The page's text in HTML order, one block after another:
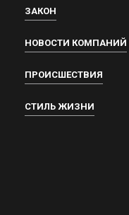
ЗАКОН
НОВОСТИ КОМПАНИЙ
ПРОИСШЕСТВИЯ
СТИЛЬ ЖИЗНИ